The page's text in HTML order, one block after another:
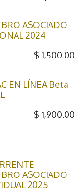
ASOCIADO
2024
$ 1,500.00
EN LÍNEA Beta
$ 1,900.00
ASOCIADO
2025